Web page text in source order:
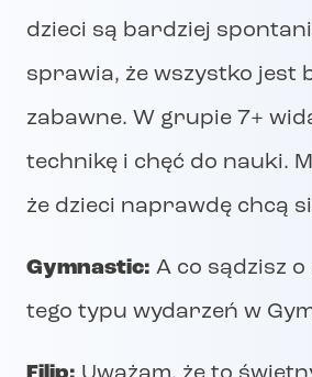
dzieci są bardziej
sprawia, że wszystko jest
zabawne. W grupie 7+
technikę i chęć do nauki.
że dzieci naprawdę chcą
Gymnastic: A co sądzisz
tego typu wydarzeń w